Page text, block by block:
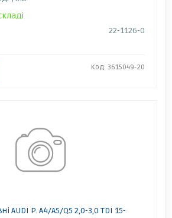
22-1126-0
Код: 3615049-20
AUDI P. A4/A5/Q5 2,0-3,0 TDI 15-